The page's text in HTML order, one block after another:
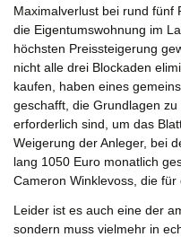
Maximalverlust bei rund fünf
die Eigentumswohnung im
höchsten Preissteigerung
nicht alle drei Blockaden
kaufen, haben eines
geschafft, die Grundlagen
erforderlich sind, um das
Weigerung der Anleger, bei
lang 1050 Euro monatlich
Cameron Winklevoss, die für
Leider ist es auch eine der
sondern muss vielmehr in